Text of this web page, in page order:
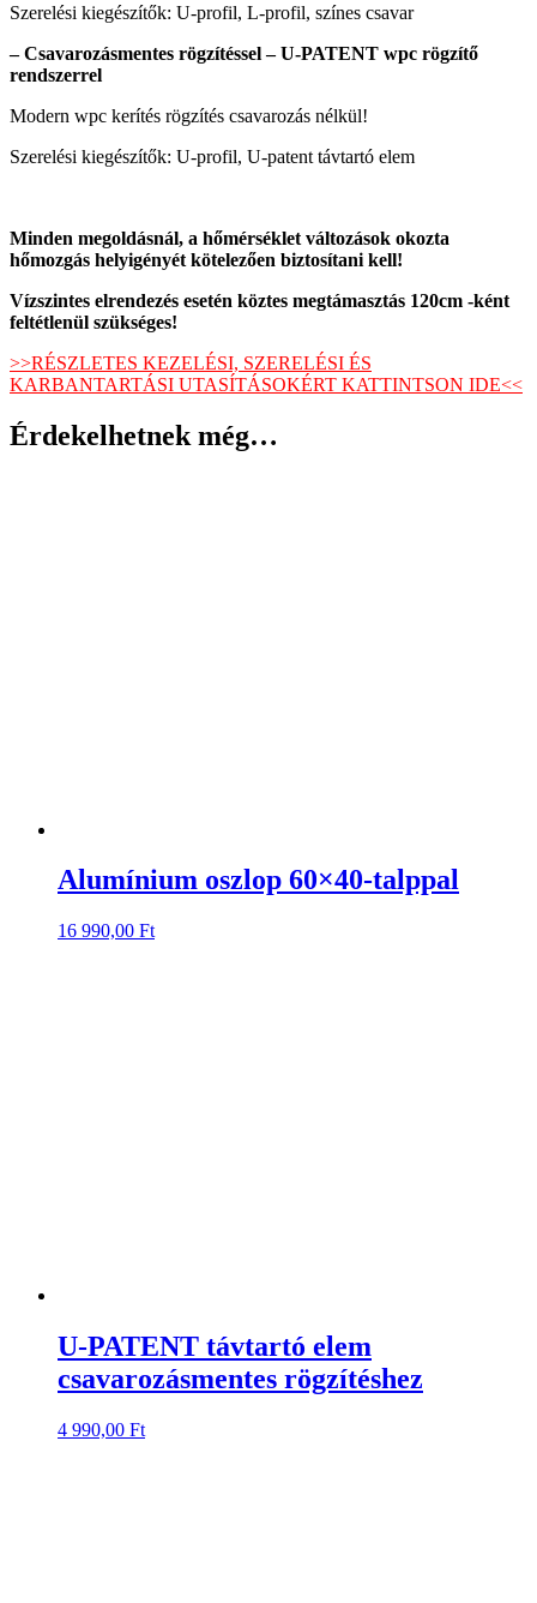
Szerelési kiegészítők: U-profil, L-profil, színes csavar
– Csavarozásmentes rögzítéssel – U-PATENT wpc rögzítő
rendszerrel
Modern wpc kerítés rögzítés csavarozás nélkül!
Szerelési kiegészítők: U-profil, U-patent távtartó elem
Minden megoldásnál, a hőmérséklet változások okozta
hőmozgás helyigényét kötelezően biztosítani kell!
Vízszintes elrendezés esetén köztes megtámasztás 120cm -ként
feltétlenül szükséges!
>>RÉSZLETES KEZELÉSI, SZERELÉSI ÉS
KARBANTARTÁSI UTASÍTÁSOKÉRT KATTINTSON IDE<<
Érdekelhetnek még…
Alumínium oszlop 60×40-talppal
16 990,00 Ft
U-PATENT távtartó elem
csavarozásmentes rögzítéshez
4 990,00 Ft